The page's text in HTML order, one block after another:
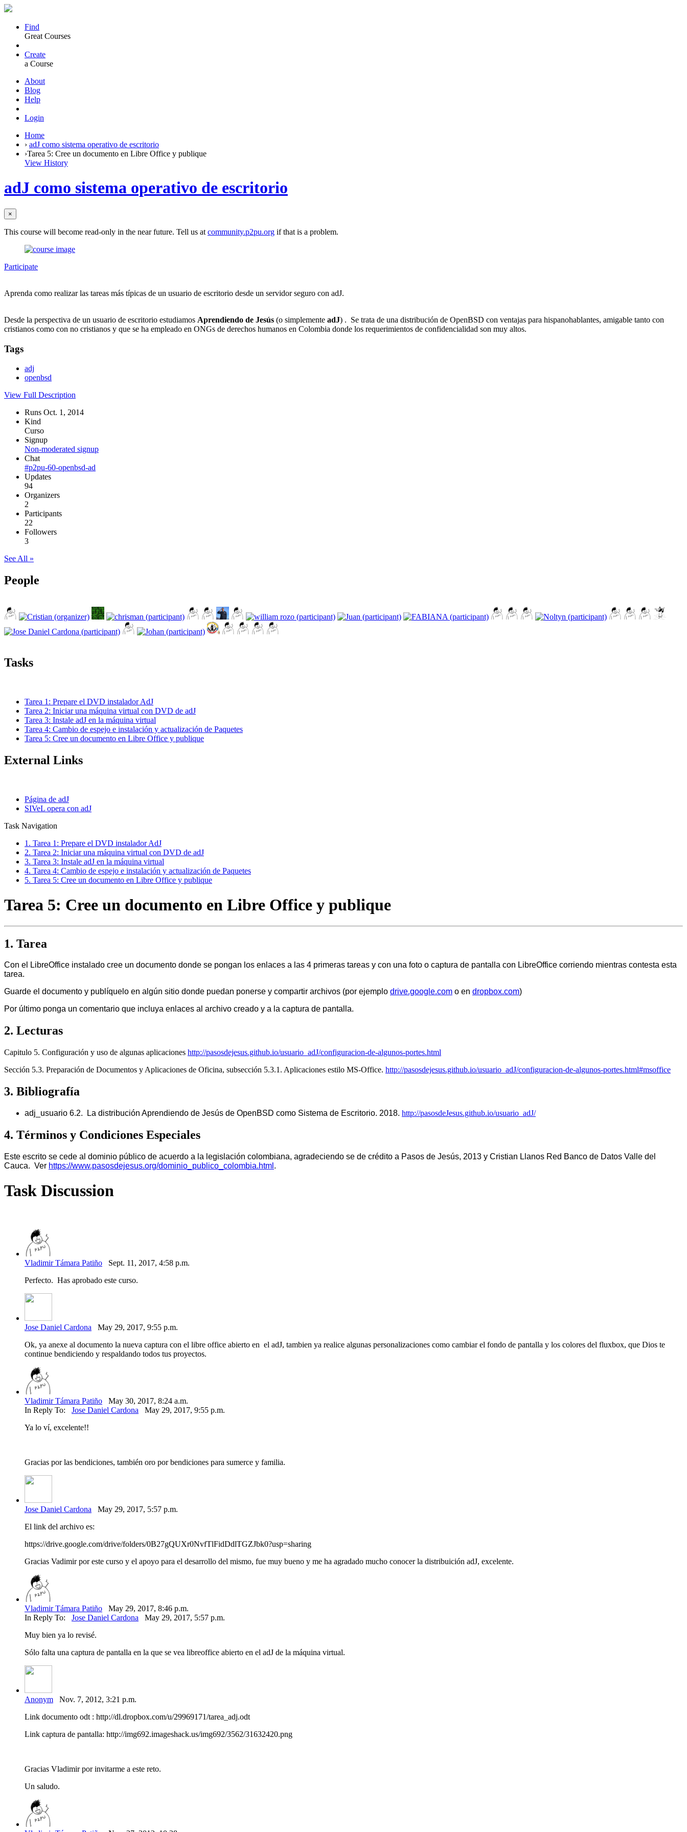
Find
Great Courses
Create
a Course
About
Blog
Help
Login
Home
› adJ como sistema operativo de escritorio
›Tarea 5: Cree un documento en Libre Office y publique
View History
adJ como sistema operativo de escritorio
×
This course will become read-only in the near future. Tell us at community.p2pu.org if that is a problem.
Participate
Aprenda como realizar las tareas más típicas de un usuario de escritorio desde un servidor seguro con adJ.
Desde la perspectiva de un usuario de escritorio estudiamos Aprendiendo de Jesús (o simplemente adJ) . Se trata de una distribución de OpenBSD con ventajas para hispanohablantes, amigable tanto con
cristianos como con no cristianos y que se ha empleado en ONGs de derechos humanos en Colombia donde los requerimientos de confidencialidad son muy altos.
Tags
adj
openbsd
View Full Description
Runs Oct. 1, 2014
Kind
Curso
Signup
Non-moderated signup
Chat
#p2pu-60-openbsd-ad
Updates
94
Organizers
2
Participants
22
Followers
3
See All »
People
Tasks
Tarea 1: Prepare el DVD instalador AdJ
Tarea 2: Iniciar una máquina virtual con DVD de adJ
Tarea 3: Instale adJ en la máquina virtual
Tarea 4: Cambio de espejo e instalación y actualización de Paquetes
Tarea 5: Cree un documento en Libre Office y publique
External Links
Página de adJ
SIVeL opera con adJ
Task Navigation
1. Tarea 1: Prepare el DVD instalador AdJ
2. Tarea 2: Iniciar una máquina virtual con DVD de adJ
3. Tarea 3: Instale adJ en la máquina virtual
4. Tarea 4: Cambio de espejo e instalación y actualización de Paquetes
5. Tarea 5: Cree un documento en Libre Office y publique
Tarea 5: Cree un documento en Libre Office y publique
1. Tarea
Con el LibreOffice instalado cree un documento donde se pongan los enlaces a las 4 primeras tareas y con una foto o captura de pantalla con LibreOffice corriendo mientras contesta esta
tarea.
Guarde el documento y publíquelo en algún sitio donde puedan ponerse y compartir archivos (por ejemplo drive.google.com o en dropbox.com)
Por último ponga un comentario que incluya enlaces al archivo creado y a la captura de pantalla.
2. Lecturas
Capitulo 5. Configuración y uso de algunas aplicaciones http://pasosdejesus.github.io/usuario_adJ/configuracion-de-algunos-portes.html
Sección 5.3. Preparación de Documentos y Aplicaciones de Oficina, subsección 5.3.1. Aplicaciones estilo MS-Office. http://pasosdejesus.github.io/usuario_adJ/configuracion-de-algunos-portes.html#msoffice
3. Bibliografía
adj_usuario 6.2. La distribución Aprendiendo de Jesús de OpenBSD como Sistema de Escritorio. 2018. http://pasosdeJesus.github.io/usuario_adJ/
4. Términos y Condiciones Especiales
Este escrito se cede al dominio público de acuerdo a la legislación colombiana, agradeciendo se de crédito a Pasos de Jesús, 2013 y Cristian Llanos Red Banco de Datos Valle del
Cauca. Ver https://www.pasosdejesus.org/dominio_publico_colombia.html .
Task Discussion
Vladimir Támara Patiño Sept. 11, 2017, 4:58 p.m.
Perfecto. Has aprobado este curso.
Jose Daniel Cardona May 29, 2017, 9:55 p.m.
Ok, ya anexe al documento la nueva captura con el libre office abierto en el adJ, tambien ya realice algunas personalizaciones como cambiar el fondo de pantalla y los colores del fluxbox, que Dios te
continue bendiciendo y respaldando todos tus proyectos.
Vladimir Támara Patiño May 30, 2017, 8:24 a.m.
In Reply To: Jose Daniel Cardona May 29, 2017, 9:55 p.m.
Ya lo ví, excelente!!
Gracias por las bendiciones, también oro por bendiciones para sumerce y familia.
Jose Daniel Cardona May 29, 2017, 5:57 p.m.
El link del archivo es:
https://drive.google.com/drive/folders/0B27gQUXr0NvfTlFidDdlTGZJbk0?usp=sharing
Gracias Vadimir por este curso y el apoyo para el desarrollo del mismo, fue muy bueno y me ha agradado mucho conocer la distribuición adJ, excelente.
Vladimir Támara Patiño May 29, 2017, 8:46 p.m.
In Reply To: Jose Daniel Cardona May 29, 2017, 5:57 p.m.
Muy bien ya lo revisé.
Sólo falta una captura de pantalla en la que se vea libreoffice abierto en el adJ de la máquina virtual.
Anonym Nov. 7, 2012, 3:21 p.m.
Link documento odt : http://dl.dropbox.com/u/29969171/tarea_adj.odt
Link captura de pantalla: http://img692.imageshack.us/img692/3562/31632420.png
Gracias Vladimir por invitarme a este reto.
Un saludo.